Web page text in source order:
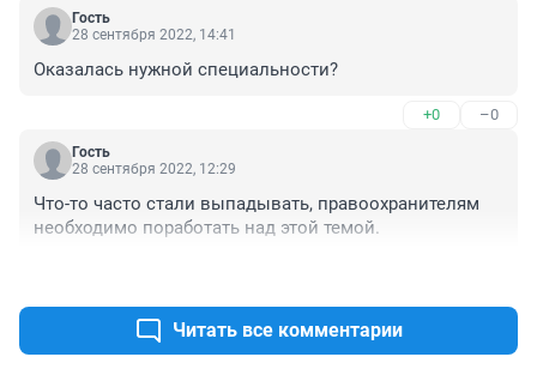
Гость
28 сентября 2022, 14:41
Оказалась нужной специальности?
+0 –0
Гость
28 сентября 2022, 12:29
Что-то часто стали выпадывать, правоохранителям
необходимо поработать над этой темой.
Читать все комментарии